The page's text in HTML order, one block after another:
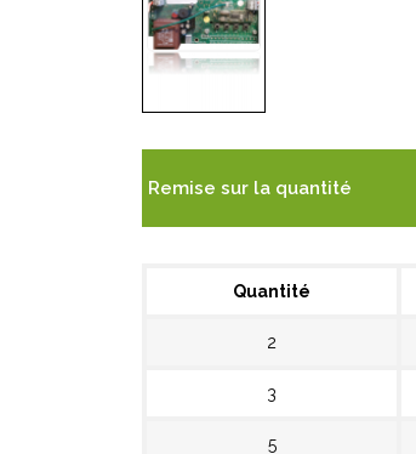
Remise sur la quantité
Quantité
2
3
5